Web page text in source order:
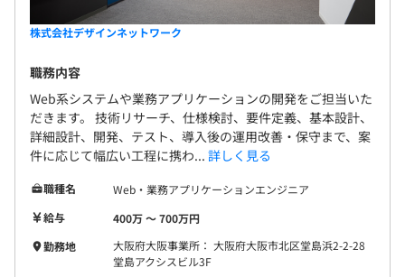
株式会社デザインネットワーク
職務内容
Web系システムや業務アプリケーションの開発をご担当いた
だきます。 技術リサーチ、仕様検討、要件定義、基本設計、
詳細設計、開発、テスト、導入後の運用改善・保守まで、案
件に応じて幅広い工程に携わ... 詳しく見る
職種名
Web・業務アプリケーションエンジニア
給与
400万 〜 700万円
勤務地
大阪府大阪事業所： 大阪府大阪市北区堂島浜2-2-28
堂島アクシスビル3F